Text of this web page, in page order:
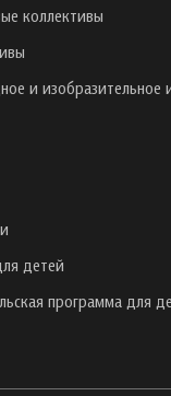
коллективы
и изобразительное
детей
программа для